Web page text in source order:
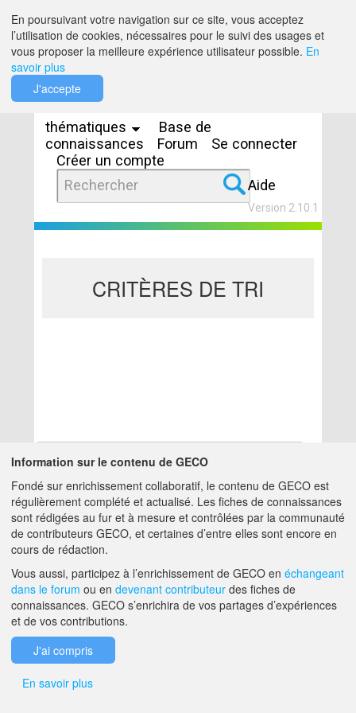
thématiques
Base de
connaissances
Forum
Se connecter
Créer un compte
Aide
Version 2.10.1
CRITÈRES DE TRI
Aucun résultat
A PROPOS DE GECO AIDE
F.A.Q. NOUS CONTACTER
En poursuivant votre navigation sur ce site, vous acceptez
l’utilisation de cookies, nécessaires pour le suivi des usages et
vous proposer la meilleure expérience utilisateur possible. En
savoir plus
J'accepte
Information sur le contenu de GECO
Fondé sur enrichissement collaboratif, le contenu de GECO est
régulièrement complété et actualisé. Les fiches de connaissances
sont rédigées au fur et à mesure et contrôlées par la communauté
de contributeurs GECO, et certaines d’entre elles sont encore en
cours de rédaction.
Vous aussi, participez à l’enrichissement de GECO en échangeant
dans le forum ou en devenant contributeur des fiches de
connaissances. GECO s’enrichira de vos partages d’expériences
et de vos contributions.
J'ai compris
En savoir plus